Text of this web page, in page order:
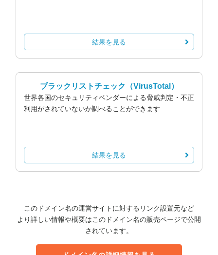
結果を見る
ブラックリストチェック （VirusTotal）
世界各国のセキュリティベンダーによる脅威判定・不正
利用がされていないか調べることができます
結果を見る
このドメイン名の運営サイトに対するリンク設置元など
より詳しい情報や概要はこのドメイン名の販売ページで公開
されています。